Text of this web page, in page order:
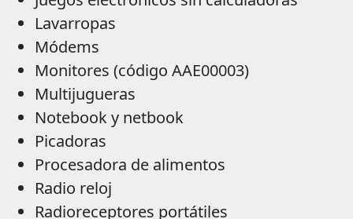
Lavarropas
Módems
Monitores (código AAE00003)
Multijugueras
Notebook y netbook
Picadoras
Procesadora de alimentos
Radio reloj
Radioreceptores portátiles